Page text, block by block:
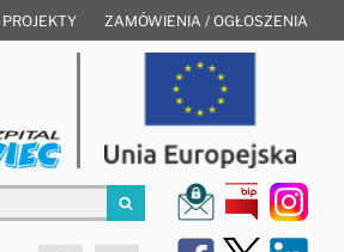
PROJEKTY ZAMÓWIENIA / OGŁOSZENIA
Szukaj